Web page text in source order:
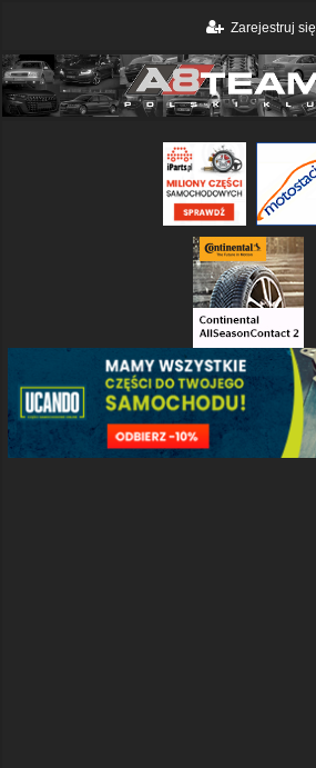
Zarejestruj się